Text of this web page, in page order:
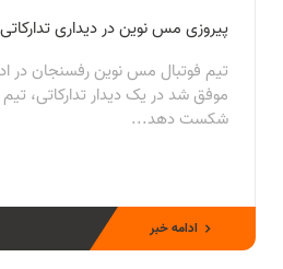
پیروزی مس نوین در دیداری تدارکاتی
تیم فوتبال مس نوین رفسنجان در
موفق شد در یک دیدار تدارکاتی،
شکست دهد...
ادامه خبر